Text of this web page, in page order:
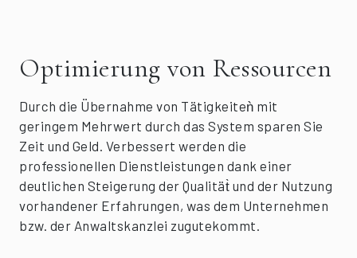
Optimierung von Ressourcen
Durch die Übernahme von Tätigkeiteǹ mit
geringem Mehrwert durch das System sparen Sie
Zeit und Geld. Verbessert werden die
professionellen Dienstleistungen dank einer
deutlichen Steigerung der Qualität̀ und der Nutzung
vorhandener Erfahrungen, was dem Unternehmen
bzw. der Anwaltskanzlei zugutekommt.